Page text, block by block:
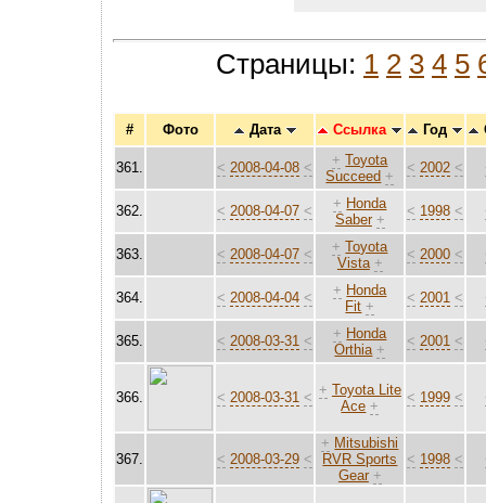
Страницы: 1 2 3 4 5
# Фото Дата Ссылка Год
361. < 2008-04-08 < + Toyota
Succeed +
< 2002 <
362. < 2008-04-07 < + Honda
Saber +
< 1998 <
363. < 2008-04-07 < + Toyota
Vista +
< 2000 <
364. < 2008-04-04 < + Honda
Fit +
< 2001 <
365. < 2008-03-31 < + Honda
Orthia +
< 2001 <
366. < 2008-03-31 < + Toyota Lite
Ace +
< 1999 <
367. < 2008-03-29 <
+ Mitsubishi
RVR Sports
Gear +
< 1998 <